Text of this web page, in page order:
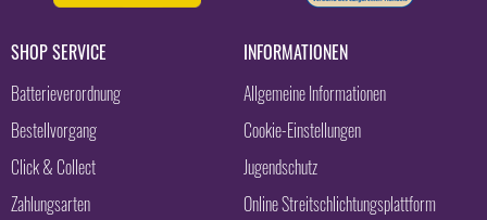
SHOP SERVICE
Batterieverordnung
Bestellvorgang
Click & Collect
Zahlungsarten
INFORMATIONEN
Allgemeine Informationen
Cookie-Einstellungen
Jugendschutz
Online Streitschlichtungsplattform